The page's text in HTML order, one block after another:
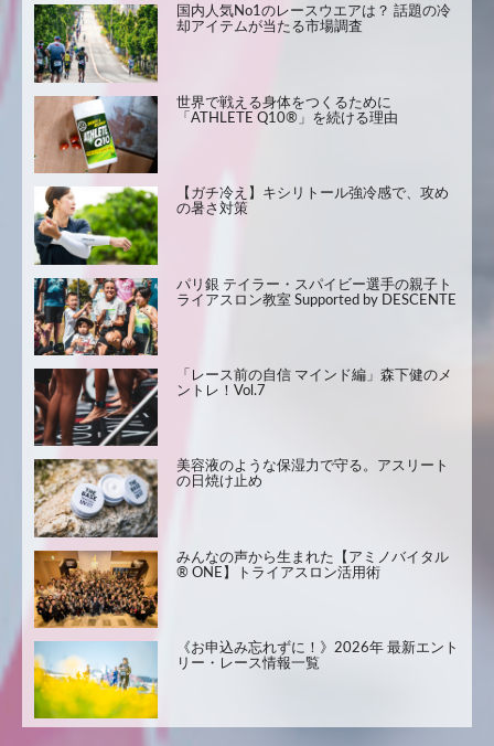
国内人気No1のレースウエアは？ 話題の冷
却アイテムが当たる市場調査
世界で戦える身体をつくるために
「ATHLETE Q10®」を続ける理由
【ガチ冷え】キシリトール強冷感で、攻め
の暑さ対策
パリ銀 テイラー・スパイビー選手の親子ト
ライアスロン教室 Supported by DESCENTE
「レース前の自信 マインド編」森下健のメ
ントレ！Vol.7
美容液のような保湿力で守る。アスリート
の日焼け止め
みんなの声から生まれた【アミノバイタル
® ONE】トライアスロン活用術
《お申込み忘れずに！》2026年 最新エント
リー・レース情報一覧